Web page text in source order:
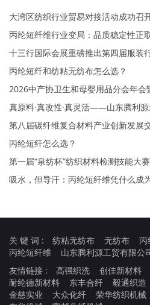
大湾区纺织行业贸易对接活动成功召
丙纶短纤维行业变局：品质稳定性正
十三行国际会展重磅推出第四届服装
丙纶短纤和纺粘无纺布怎么选？
真原料·真改性·真灵活——山东腾利
第八届碳纤维复合材料产业创新发展
丙纶短纤怎么选？
第一届“泉纺杯”纺织材料检测技能大
吸水，但导汗：丙纶短纤维凭什么成
关 键 词 : 纺粘无纺布 无纺布
丙
丙纶短纤维
山东腾利源工贸有限公
友情链接 :
高强织洗
创佳新材料
耐纶德新材料
东丰合纤
毅通织造
金慈实业
大众化纤
荣华纺织机械